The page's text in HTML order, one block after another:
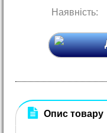
Наявність:
Опис товару